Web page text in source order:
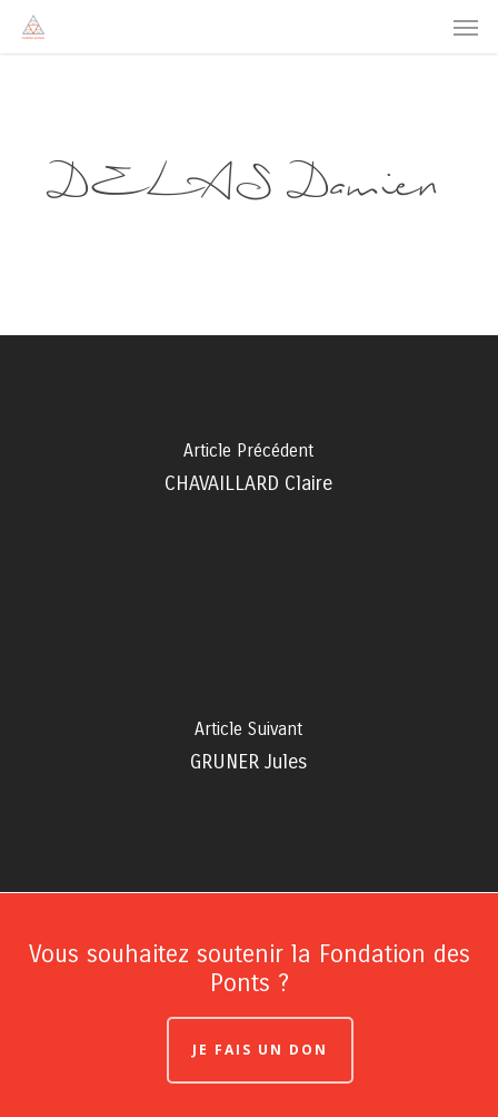
DELAS Damien
Article Précédent
CHAVAILLARD Claire
Article Suivant
GRUNER Jules
Vous souhaitez soutenir la Fondation des
Ponts ?
JE FAIS UN DON